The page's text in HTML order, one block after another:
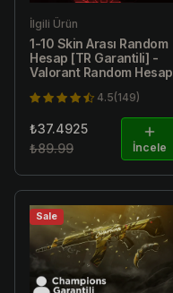
İlgili Ürün
1-10 Skin Arası Random
Hesap [TR Garantili] -
Valorant Random Hesap
4.5(149)
₺37.4925
₺89.99
İncele
Sale